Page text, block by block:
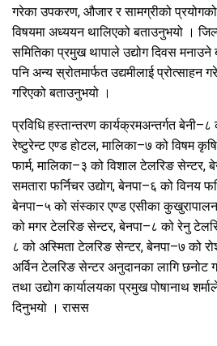
गरेका उपकरण, औजार र सामग्रीको
विषयमा अध्ययन थालिएको बताउनुभयो ।
समितिका प्रमुख थापाले उद्योग दिवस मनाउने
पनि अन्य स्रोतमार्फत उद्यमीलाई प्रोत्साहन
गरिएको बताउनुभयो ।
प्रविधि हस्तान्तरण कार्यक्रमअन्तर्गत बेनी–८
रेष्टुरेन्ट एण्ड होटल, मालिका–७ को विषम
फार्म, मालिका–३ को विशाल टेलरिङ सेन्टर,
समतारा फर्निचर उद्योग, बेनपा–६ को विनय
बेनपा–५ को संस्कार एण्ड एसीका कुखुरापालन
को मगर टेलरिङ सेन्टर, बेनपा–८ को रेनु
८ को अस्मिता टेलरिङ सेन्टर, बेनपा–७ को
अर्विन टेलरिङ सेन्टर अनुदानका लागि छनोट
तथा उद्योग कार्यालयका प्रमुख पोषानाथ
दिनुभयो । रासस